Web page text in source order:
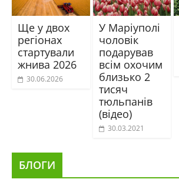
Ще у двох
регіонах
стартували
жнива 2026
30.06.2026
У Маріуполі
чоловік
подарував
всім охочим
близько 2
тисяч
тюльпанів
(відео)
30.03.2021
БЛОГИ